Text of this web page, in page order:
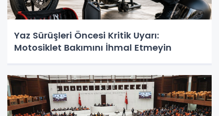
Yaz Sürüşleri Öncesi Kritik Uyarı:
Motosiklet Bakımını İhmal Etmeyin